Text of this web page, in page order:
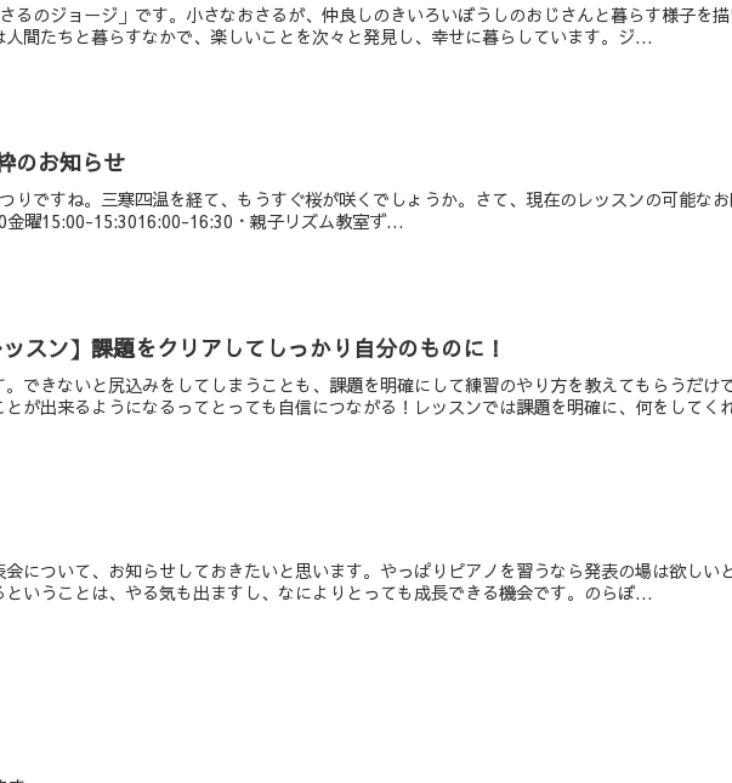
るのジョージ」です。小さなおさるが、仲良しのきいろいぼうしのおじさんと暮らす様子を
間たちと暮らすなかで、楽しいことを次々と発見し、幸せに暮らしています。ジ...
のお知らせ
りですね。三寒四温を経て、もうすぐ桜が咲くでしょうか。さて、現在のレッスンの可能な
金曜15:00-15:3016:00-16:30・親子リズム教室ず...
スン】課題をクリアしてしっかり自分のものに！
できないと尻込みをしてしまうことも、課題を明確にして練習のやり方を教えてもらうだけ
が出来るようになるってとっても自信につながる！レッスンでは課題を明確に、何をしてく
について、お知らせしておきたいと思います。やっぱりピアノを習うなら発表の場は欲しい
いうことは、やる気も出ますし、なによりとっても成長できる機会です。のらぼ...